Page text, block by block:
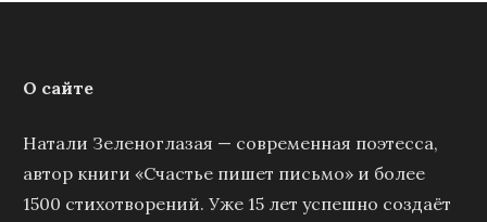
О сайте
Натали Зеленоглазая — современная поэтесса,
автор книги «Счастье пишет письмо» и более
1500 стихотворений. Уже 15 лет успешно создаёт